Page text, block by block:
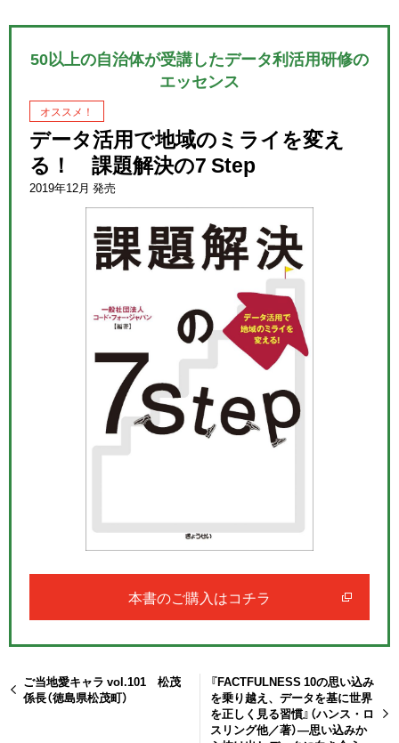
50以上の自治体が受講したデータ利活用研修の
エッセンス
オススメ！
データ活用で地域のミライを変え
る！ 課題解決の7 Step
2019年12月 発売
本書のご購入はコチラ
ご当地愛キャラ vol.101 松茂
係長（徳島県松茂町）
『FACTFULNESS 10の思い込み
を乗り越え、データを基に世界
を正しく見る習慣』（ハンス・ロ
スリング他／著）―思い込みか